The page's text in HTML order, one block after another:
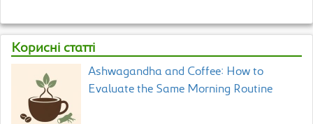
Корисні статті
Ashwagandha and Coffee: How to
Evaluate the Same Morning Routine